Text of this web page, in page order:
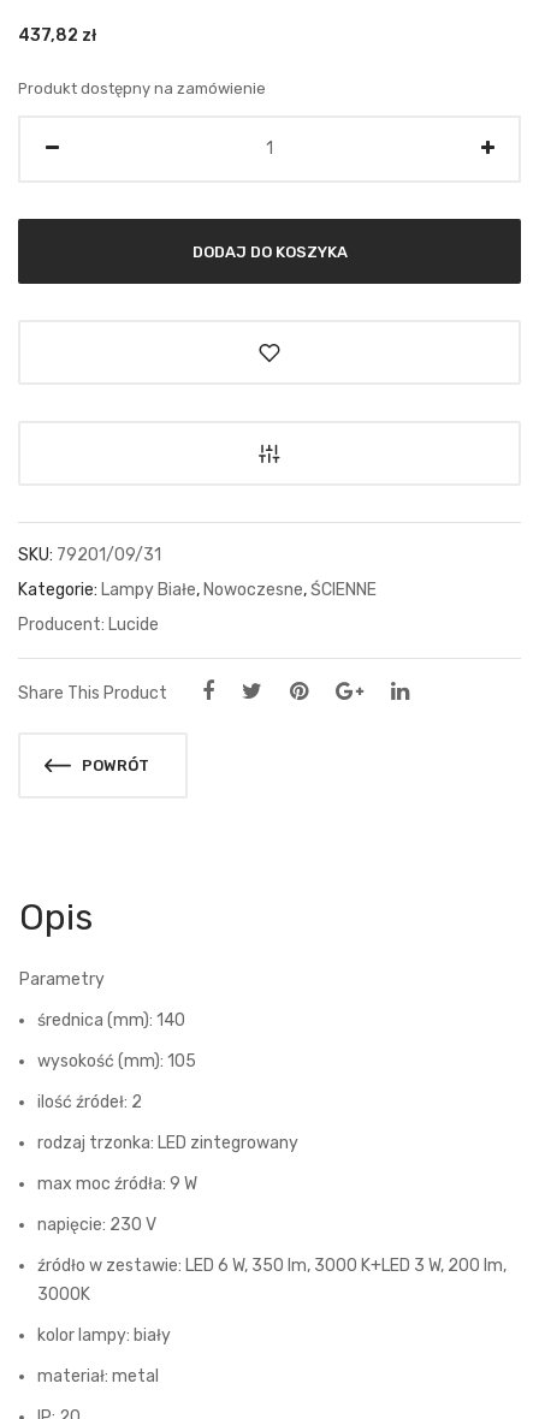
437,82 zł
Produkt dostępny na zamówienie
DODAJ DO KOSZYKA
SKU: 79201/09/31
Kategorie: Lampy Białe, Nowoczesne,ŚCIENNE
Lucide
Share This Product
POWRÓT
Opis
Parametry
średnica (mm): 140
wysokość (mm): 105
ilość źródeł: 2
rodzaj trzonka: LED zintegrowany
max moc źródła: 9 W
napięcie: 230 V
źródło w zestawie: LED 6 W, 350 lm, 3000 K+LED 3 W, 200 lm,
3000K
kolor lampy: biały
materiał: metal